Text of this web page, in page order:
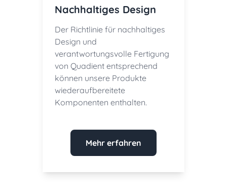
Nachhaltiges Design
Der Richtlinie für nachhaltiges
Design und
verantwortungsvolle Fertigung
von Quadient entsprechend
können unsere Produkte
wiederaufbereitete
Komponenten enthalten.
Mehr erfahren